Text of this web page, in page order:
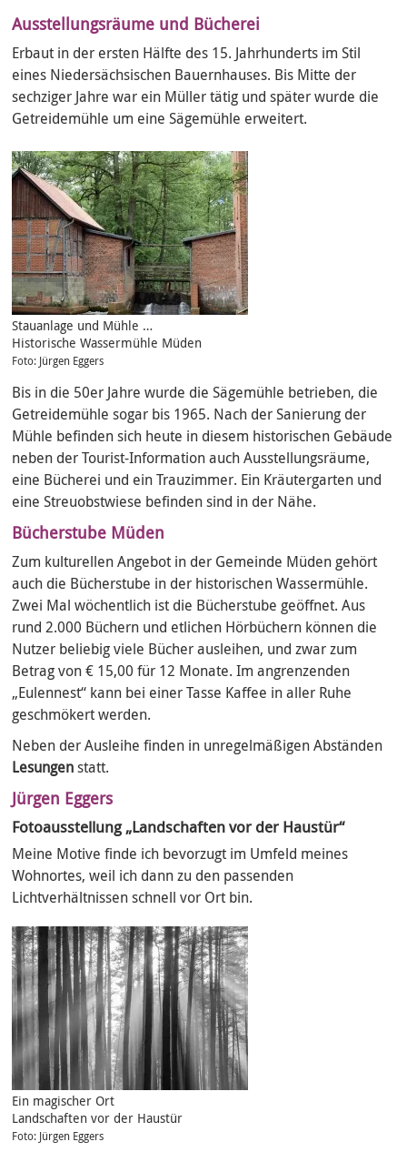
Ausstellungsräume und Bücherei
Erbaut in der ersten Hälfte des 15. Jahrhunderts im Stil
eines Niedersächsischen Bauernhauses. Bis Mitte der
sechziger Jahre war ein Müller tätig und später wurde die
Getreidemühle um eine Sägemühle erweitert.
Stauanlage und Mühle …
Historische Wassermühle Müden
Foto: Jürgen Eggers
Bis in die 50er Jahre wurde die Sägemühle betrieben, die
Getreidemühle sogar bis 1965. Nach der Sanierung der
Mühle befinden sich heute in diesem historischen Gebäude
neben der Tourist-Information auch Ausstellungsräume,
eine Bücherei und ein Trauzimmer. Ein Kräutergarten und
eine Streuobstwiese befinden sind in der Nähe.
Bücherstube Müden
Zum kulturellen Angebot in der Gemeinde Müden gehört
auch die Bücherstube in der historischen Wassermühle.
Zwei Mal wöchentlich ist die Bücherstube geöffnet. Aus
rund 2.000 Büchern und etlichen Hörbüchern können die
Nutzer beliebig viele Bücher ausleihen, und zwar zum
Betrag von € 15,00 für 12 Monate. Im angrenzenden
„Eulennest“ kann bei einer Tasse Kaffee in aller Ruhe
geschmökert werden.
Neben der Ausleihe finden in unregelmäßigen Abständen
Lesungenstatt.
Jürgen Eggers
Fotoausstellung „Landschaften vor der Haustür“
Meine Motive finde ich bevorzugt im Umfeld meines
Wohnortes, weil ich dann zu den passenden
Lichtverhältnissen schnell vor Ort bin.
Ein magischer Ort
Landschaften vor der Haustür
Foto: Jürgen Eggers